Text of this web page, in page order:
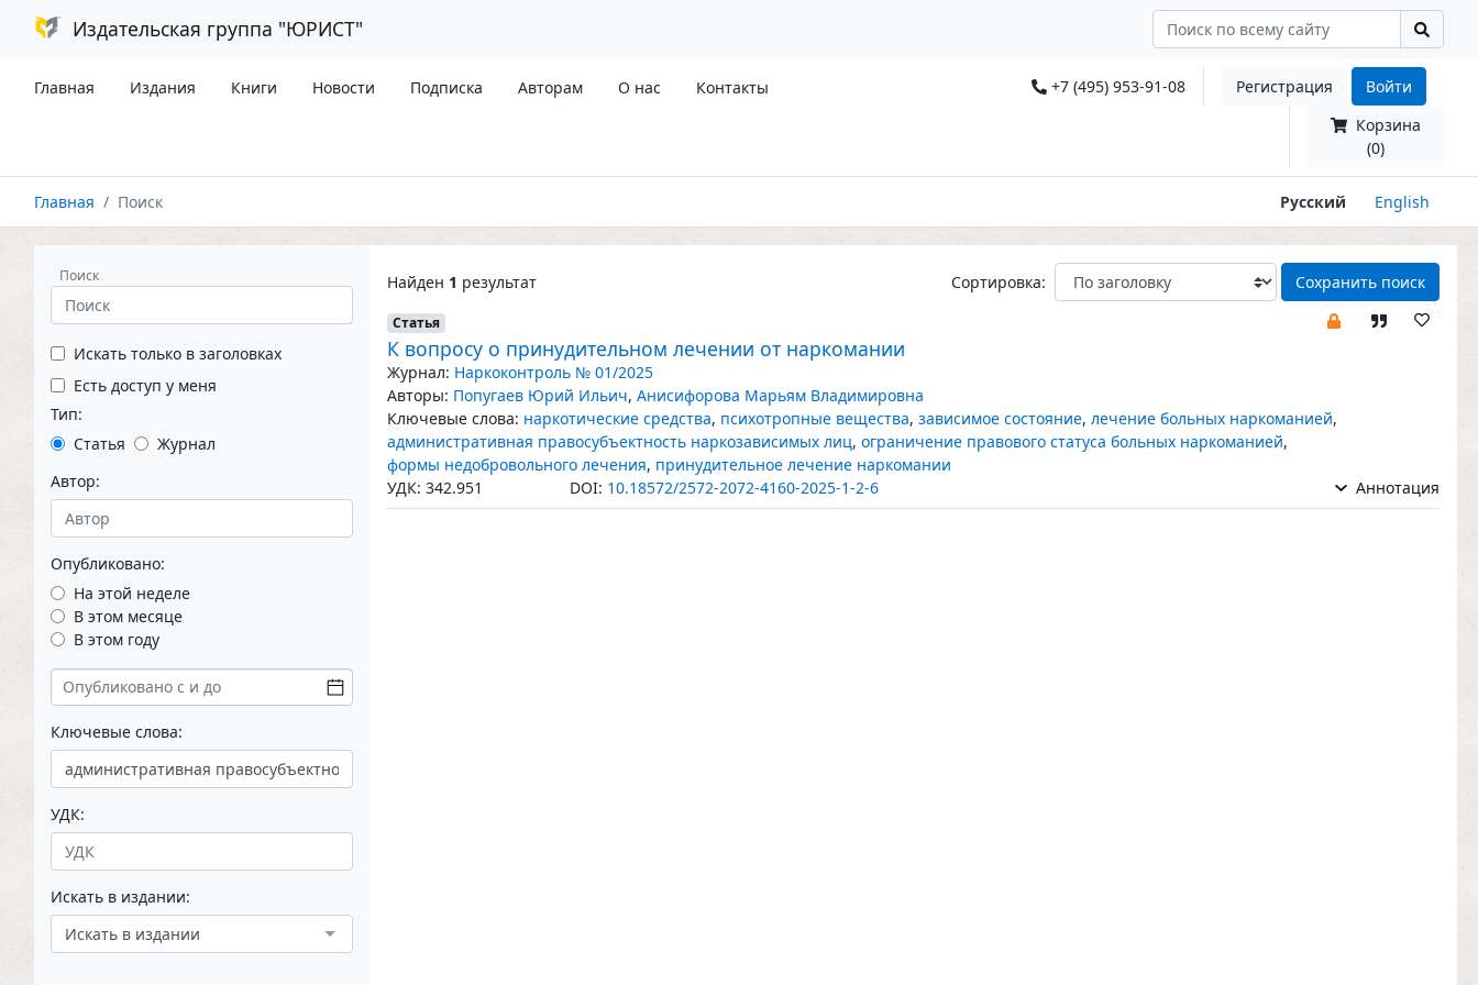
Издательская группа "ЮРИСТ"
Главная Издания Книги Новости Подписка Авторам О нас Контакты +7 (495) 953-91-08 Регистрация
Войти
Корзина
(0)
Главная Поиск Русский English
Поиск
Искать только в заголовках
Есть доступ у меня
Тип:
Статья
Журнал
Автор:
Опубликовано:
На этой неделе
В этом месяце
В этом году
Ключевые слова:
УДК:
Искать в издании:
Искать в издании
Найден 1 результат Сортировка: Сохранить поиск
Статья
К вопросу о принудительном лечении от наркомании
Журнал: Наркоконтроль № 01/2025
Авторы: Попугаев Юрий Ильич, Анисифорова Марьям Владимировна
Ключевые слова: наркотические средства, психотропные вещества, зависимое состояние, лечение больных наркоманией,
административная правосубъектность наркозависимых лиц, ограничение правового статуса больных наркоманией,
формы недобровольного лечения, принудительное лечение наркомании
УДК: 342.951
DOI: 10.18572/2572-2072-4160-2025-1-2-6 Аннотация